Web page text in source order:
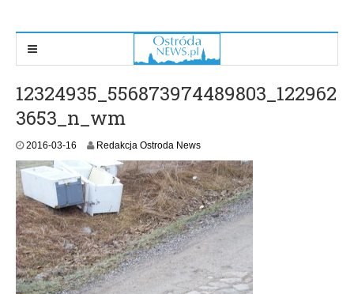
12324935_556873974489803_122962
3653_n_wm
2016-03-16 Redakcja Ostroda News